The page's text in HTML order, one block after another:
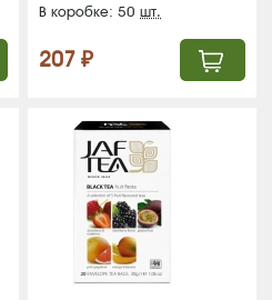
В коробке: 50шт.
207 ₽